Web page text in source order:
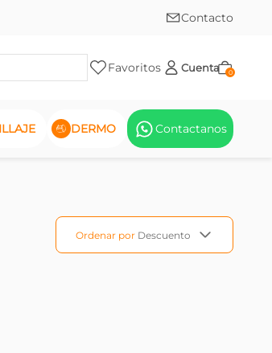
Contacto
Favoritos Cuenta 0
DERMO Contactanos
Ordenar por Descuento